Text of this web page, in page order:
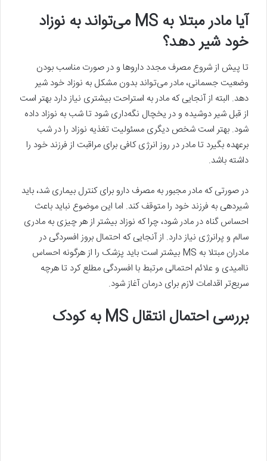
آیا مادر مبتلا به MS می‌تواند به نوزاد
خود شیر دهد؟
تا پیش از شروع مصرف مجدد داروها و در صورت مناسب بودن
وضعیت جسمانی، مادر می‌تواند بدون مشکل به نوزاد خود شیر
دهد. البته از آنجایی که مادر به استراحت بیشتری نیاز دارد بهتر است
از قبل شیر دوشیده و در یخچال نگه‌داری شود تا شب به نوزاد داده
شود. بهتر است شخص دیگری مسئولیت تغذیه نوزاد را در شب
برعهده بگیرد تا مادر در روز انرژی کافی برای مراقبت از فرزند خود را
داشته باشد.
در صورتی که مادر مجبور به مصرف دارو برای کنترل بیماری شد، باید
شیردهی به فرزند خود را متوقف کند. اما این موضوع نباید باعث
احساس گناه در مادر شود، چرا که نوزاد بیشتر از هر چیزی به مادری
سالم و پرانرژی نیاز دارد. از آنجایی که احتمال بروز افسردگی در
مادران مبتلا به MS بیشتر است باید پزشک را از هرگونه احساس
ناامیدی و علائم احتمالی مرتبط با افسردگی مطلع کرد تا هرچه
سریع‌تر اقدامات لازم برای درمان آغاز شود.
بررسی احتمال انتقال MS به کودک